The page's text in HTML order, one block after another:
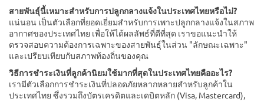
สายพันธุ์นี้เหมาะสำหรับการปลูกกลางแจ้งในประเทศไทยหรือไม่?
แน่นอน เป็นตัวเลือกที่ยอดเยี่ยมสำหรับการเพาะปลูกกลางแจ้งในสภาพ
อากาศของประเทศไทย เพื่อให้ได้ผลลัพธ์ที่ดีที่สุด เราขอแนะนำให้
ตรวจสอบความต้องการเฉพาะของสายพันธุ์ในส่วน "ลักษณะเฉพาะ"
และเปรียบเทียบกับสภาพท้องถิ่นของคุณ
วิธีการชำระเงินที่ลูกค้านิยมใช้มากที่สุดในประเทศไทยคืออะไร?
เรามีตัวเลือกการชำระเงินที่ปลอดภัยหลากหลายสำหรับลูกค้าใน
ประเทศไทย ซึ่งรวมถึงบัตรเครดิตและเดบิตหลัก (Visa, Mastercard),